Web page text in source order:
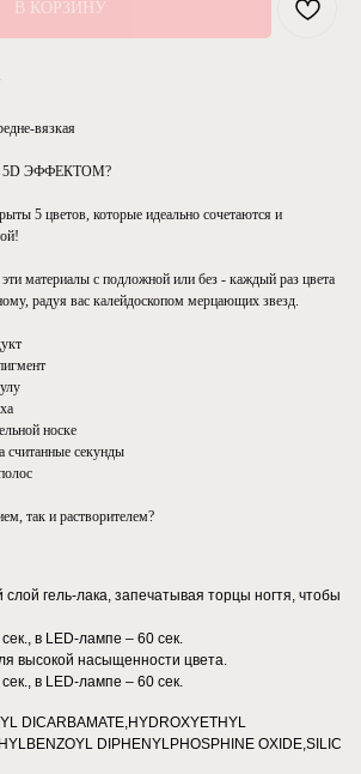
В КОРЗИНУ
вязкая
с 5D ЭФФЕКТОМ?
5 цветов, которые идеально сочетаются и
материалы с подложной или без - каждый раз цвета
радуя вас калейдоскопом мерцающих звезд.
носке⠀
секунды⠀
так и растворителем?
гель-лака, запечатывая торцы ногтя, чтобы
в LED-лампе – 60 сек.
высокой насыщенности цвета.
в LED-лампе – 60 сек.
DICARBAMATE,HYDROXYETHYL
DIPHENYLPHOSPHINE OXIDE,SILIC